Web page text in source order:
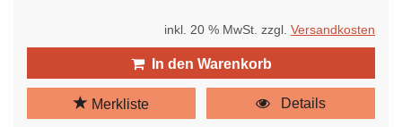
inkl. 20 % MwSt. zzgl. Versandkosten
In den Warenkorb
Merkliste Details